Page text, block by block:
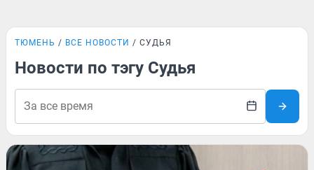
ТЮМЕНЬ ВСЕ НОВОСТИ СУДЬЯ
Новости по тэгу Судья